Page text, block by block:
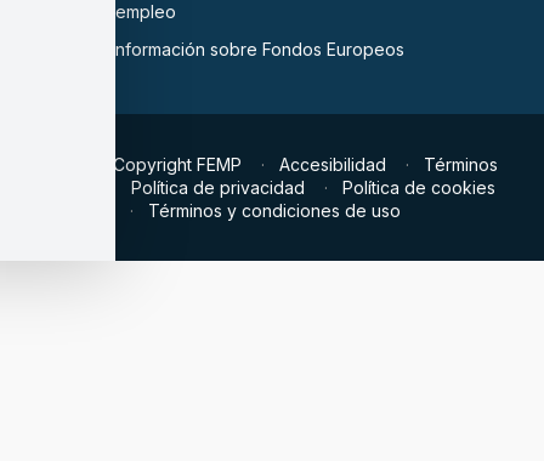
Ofertas de empleo
Oficina de Información sobre Fondos Europeos
© 2026 Copyright FEMP Accesibilidad
Términos
Política de privacidad
Política de cookies
Términos y condiciones de uso